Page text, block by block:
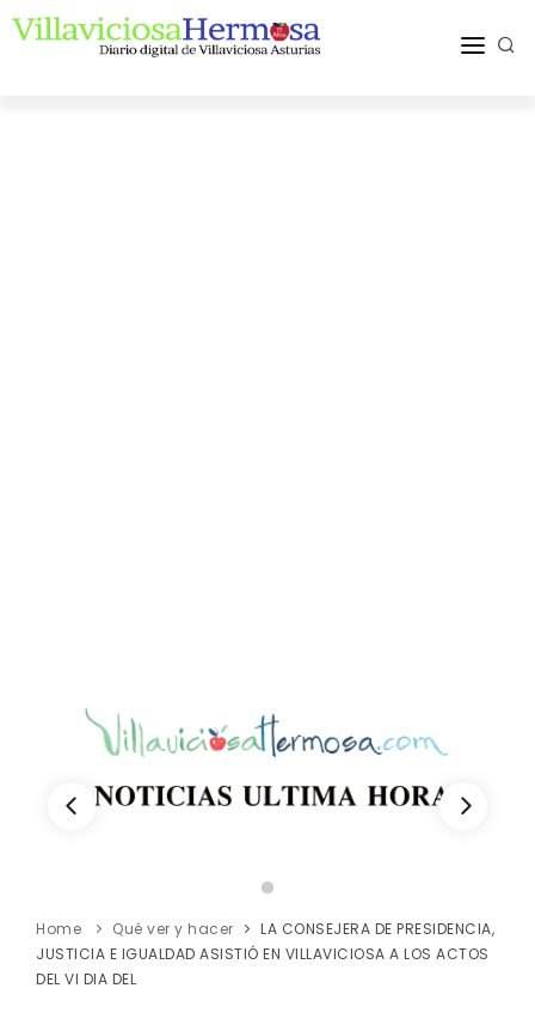
Home Qué ver y hacer
LA CONSEJERA DE PRESIDENCIA,
JUSTICIA E IGUALDAD ASISTIÓ EN VILLAVICIOSA A LOS ACTOS
DEL VI DIA DEL